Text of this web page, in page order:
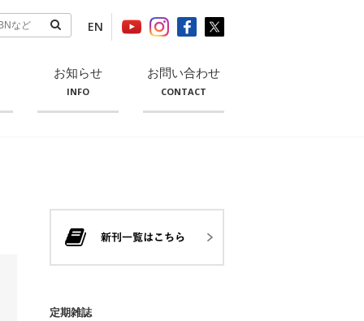
EN
お知らせ
INFO
お問い合わせ
CONTACT
定期雑誌